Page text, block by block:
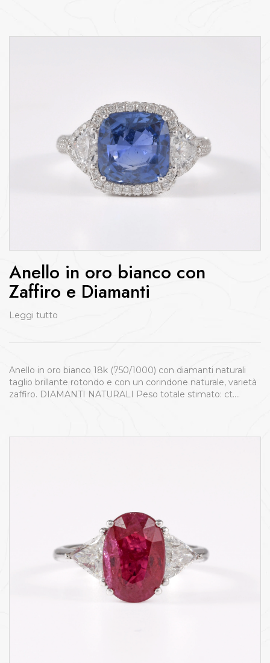
Anello in oro bianco con
Zaffiro e Diamanti
Leggi tutto
Anello in oro bianco 18k (750/1000) con diamanti naturali
taglio brillante rotondo e con un corindone naturale, varietà
zaffiro. DIAMANTI NATURALI Peso totale stimato: ct.…